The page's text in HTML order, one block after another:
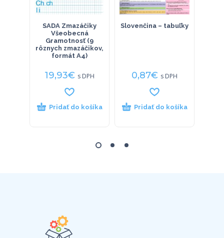
SADA Zmazáčiky
Všeobecná
Gramotnosť (9
rôznych zmazáčikov,
formát A4)
19,93€ s DPH
Pridať do košíka
Slovenčina – tabuľky
0,87€ s DPH
Pridať do košíka